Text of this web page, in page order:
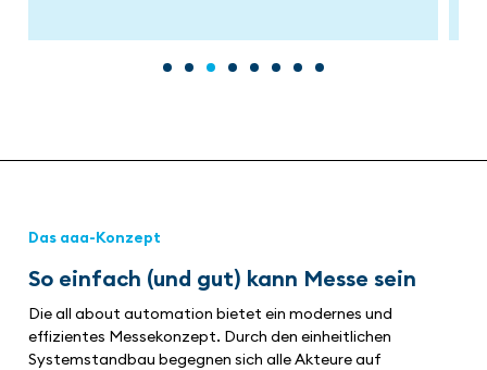
Das aaa-Konzept
So einfach (und gut) kann Messe sein
Die all about automation bietet ein modernes und
effizientes Messekonzept. Durch den einheitlichen
Systemstandbau begegnen sich alle Akteure auf